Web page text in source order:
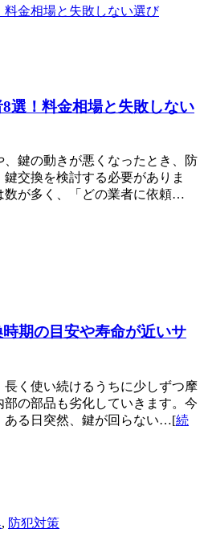
選！料金相場と失敗しない
鍵の動きが悪くなったとき、防
交換を検討する必要がありま
数が多く、「どの業者に依頼…
期の目安や寿命が近いサ
く使い続けるうちに少しずつ摩
の部品も劣化していきます。今
ある日突然、鍵が回らない…[続
, 防犯対策